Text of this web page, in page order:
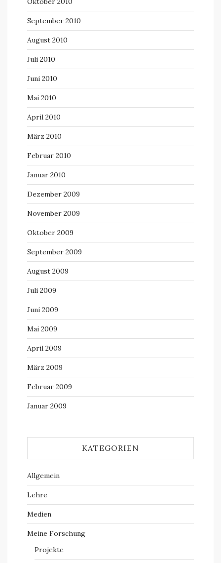
September 2010
August 2010
Juli 2010
Juni 2010
Mai 2010
April 2010
März 2010
Februar 2010
Januar 2010
Dezember 2009
November 2009
Oktober 2009
September 2009
August 2009
Juli 2009
Juni 2009
Mai 2009
April 2009
März 2009
Februar 2009
Januar 2009
KATEGORIEN
Allgemein
Lehre
Medien
Meine Forschung
Projekte